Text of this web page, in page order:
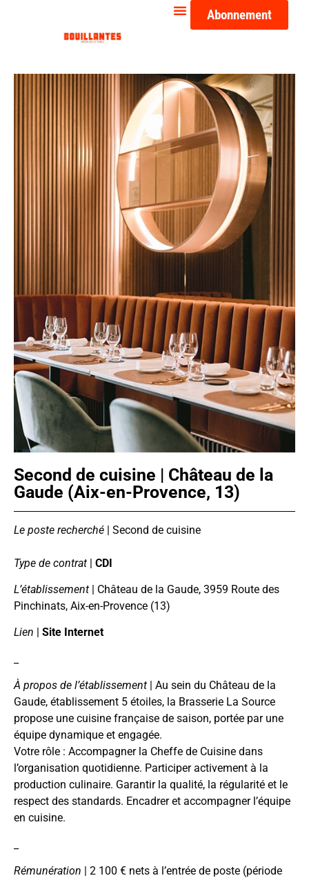
Abonnement
Second de cuisine | Château de la
Gaude (Aix-en-Provence, 13)
Le poste recherché | Second de cuisine
Type de contrat | CDI
L’établissement | Château de la Gaude, 3959 Route des
Pinchinats, Aix-en-Provence (13)
Lien Site Internet
À propos de l’établissement | Au sein du Château de la
Gaude, établissement 5 étoiles, la Brasserie La Source
propose une cuisine française de saison, portée par une
équipe dynamique et engagée.
Votre rôle : Accompagner la Cheffe de Cuisine dans
l’organisation quotidienne. Participer activement à la
production culinaire. Garantir la qualité, la régularité et le
respect des standards. Encadrer et accompagner l’équipe
en cuisine.
Rémunération | 2 100 € nets à l’entrée de poste (période